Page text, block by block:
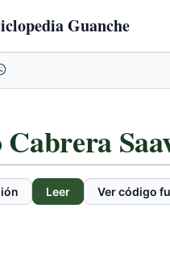
Guanche
Leer Ver código